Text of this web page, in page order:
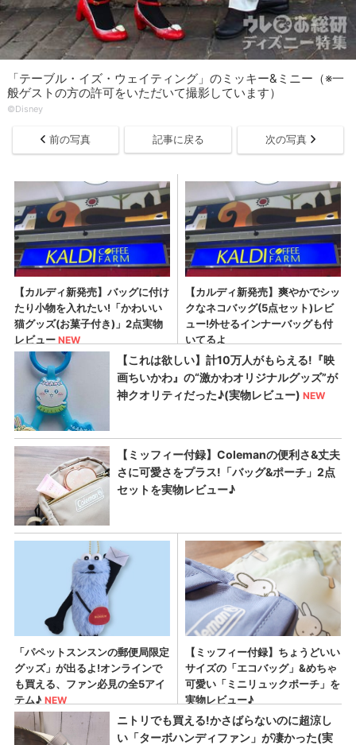
「テーブル・イズ・ウェイティング」のミッキー&ミニー（※一
般ゲストの方の許可をいただいて撮影しています）
©Disney
前の写真 記事に戻る 次の写真